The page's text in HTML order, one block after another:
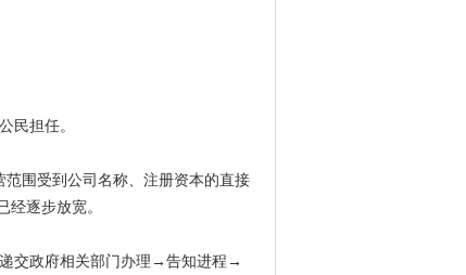
民担任。
围受到公司名称、注册资本的直接
逐步放宽。
交政府相关部门办理→告知进程→